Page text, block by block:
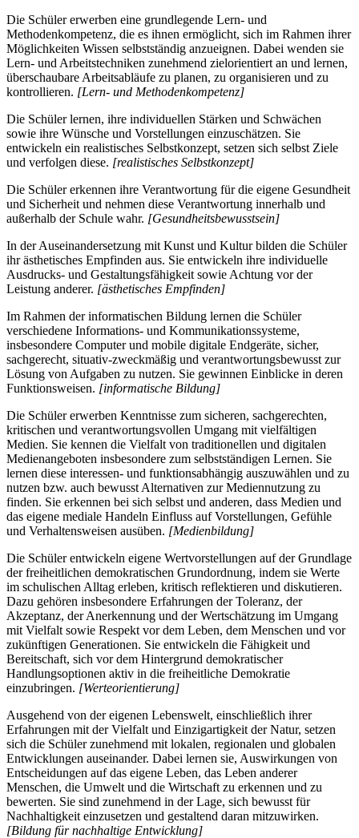
Die Schüler erwerben eine grundlegende Lern- und
Methodenkompetenz, die es ihnen ermöglicht, sich im Rahmen ihrer
Möglichkeiten Wissen selbstständig anzueignen. Dabei wenden sie
Lern- und Arbeitstechniken zunehmend zielorientiert an und lernen,
überschaubare Arbeitsabläufe zu planen, zu organisieren und zu
kontrollieren. [Lern- und Methodenkompetenz]
Die Schüler lernen, ihre individuellen Stärken und Schwächen
sowie ihre Wünsche und Vorstellungen einzuschätzen. Sie
entwickeln ein realistisches Selbstkonzept, setzen sich selbst Ziele
und verfolgen diese. [realistisches Selbstkonzept]
Die Schüler erkennen ihre Verantwortung für die eigene Gesundheit
und Sicherheit und nehmen diese Verantwortung innerhalb und
außerhalb der Schule wahr. [Gesundheitsbewusstsein]
In der Auseinandersetzung mit Kunst und Kultur bilden die Schüler
ihr ästhetisches Empfinden aus. Sie entwickeln ihre individuelle
Ausdrucks- und Gestaltungsfähigkeit sowie Achtung vor der
Leistung anderer. [ästhetisches Empfinden]
Im Rahmen der informatischen Bildung lernen die Schüler
verschiedene Informations- und Kommunikationssysteme,
insbesondere Computer und mobile digitale Endgeräte, sicher,
sachgerecht, situativ-zweckmäßig und verantwortungsbewusst zur
Lösung von Aufgaben zu nutzen. Sie gewinnen Einblicke in deren
Funktionsweisen. [informatische Bildung]
Die Schüler erwerben Kenntnisse zum sicheren, sachgerechten,
kritischen und verantwortungsvollen Umgang mit vielfältigen
Medien. Sie kennen die Vielfalt von traditionellen und digitalen
Medienangeboten insbesondere zum selbstständigen Lernen. Sie
lernen diese interessen- und funktionsabhängig auszuwählen und zu
nutzen bzw. auch bewusst Alternativen zur Mediennutzung zu
finden. Sie erkennen bei sich selbst und anderen, dass Medien und
das eigene mediale Handeln Einfluss auf Vorstellungen, Gefühle
und Verhaltensweisen ausüben. [Medienbildung]
Die Schüler entwickeln eigene Wertvorstellungen auf der Grundlage
der freiheitlichen demokratischen Grundordnung, indem sie Werte
im schulischen Alltag erleben, kritisch reflektieren und diskutieren.
Dazu gehören insbesondere Erfahrungen der Toleranz, der
Akzeptanz, der Anerkennung und der Wertschätzung im Umgang
mit Vielfalt sowie Respekt vor dem Leben, dem Menschen und vor
zukünftigen Generationen. Sie entwickeln die Fähigkeit und
Bereitschaft, sich vor dem Hintergrund demokratischer
Handlungsoptionen aktiv in die freiheitliche Demokratie
einzubringen. [Werteorientierung]
Ausgehend von der eigenen Lebenswelt, einschließlich ihrer
Erfahrungen mit der Vielfalt und Einzigartigkeit der Natur, setzen
sich die Schüler zunehmend mit lokalen, regionalen und globalen
Entwicklungen auseinander. Dabei lernen sie, Auswirkungen von
Entscheidungen auf das eigene Leben, das Leben anderer
Menschen, die Umwelt und die Wirtschaft zu erkennen und zu
bewerten. Sie sind zunehmend in der Lage, sich bewusst für
Nachhaltigkeit einzusetzen und gestaltend daran mitzuwirken.
[Bildung für nachhaltige Entwicklung]